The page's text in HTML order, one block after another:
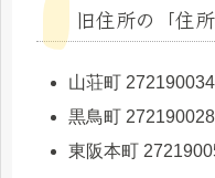
旧住所の「住
山荘町
黒鳥町
東阪本町